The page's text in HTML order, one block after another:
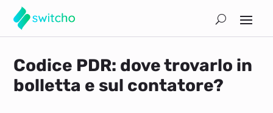
Codice PDR: dove trovarlo in
bolletta e sul contatore?